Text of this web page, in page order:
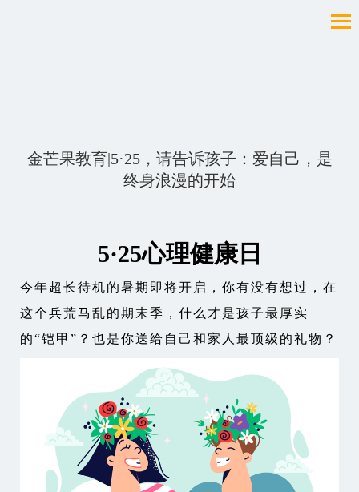
金芒果教育|5·25，请告诉孩子：爱自己，是
终身浪漫的开始
5·25心理健康日
今年超长待机的暑期即将开启，你有没有想过，在
这个兵荒马乱的期末季，什么才是孩子最厚实
的“铠甲”？也是你送给自己和家人最顶级的礼物？